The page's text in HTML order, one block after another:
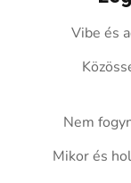
Vibe és
Nem
Mikor és